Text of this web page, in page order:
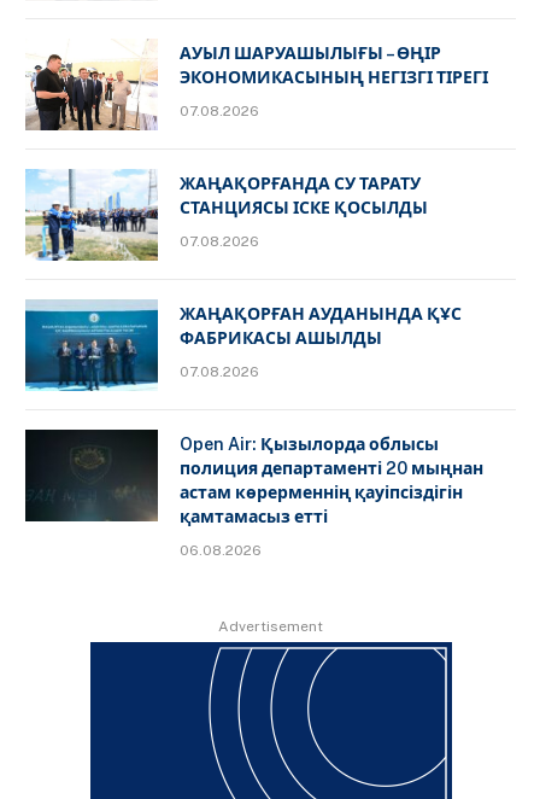
АУЫЛ ШАРУАШЫЛЫҒЫ – ӨҢІР
ЭКОНОМИКАСЫНЫҢ НЕГІЗГІ ТІРЕГІ
07.08.2026
ЖАҢАҚОРҒАНДА СУ ТАРАТУ
СТАНЦИЯСЫ ІСКЕ ҚОСЫЛДЫ
07.08.2026
ЖАҢАҚОРҒАН АУДАНЫНДА ҚҰС
ФАБРИКАСЫ АШЫЛДЫ
07.08.2026
Open Air: Қызылорда облысы
полиция департаменті 20 мыңнан
астам көрерменнің қауіпсіздігін
қамтамасыз етті
06.08.2026
Advertisement